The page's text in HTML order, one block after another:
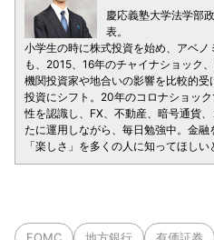
慶応義塾大学法学部
表。
小学生の時に株式投資を始め、アベ
も、2015、16年のチャイナショック
機関投資家や地合いの影響を比較的
投資にシフト。20年のコロナショッ
性を認識し、FX、不動産、暗号通貨
たに運用しながら、毎日勉強中。金
「楽しさ」を多くの人に知ってほしい